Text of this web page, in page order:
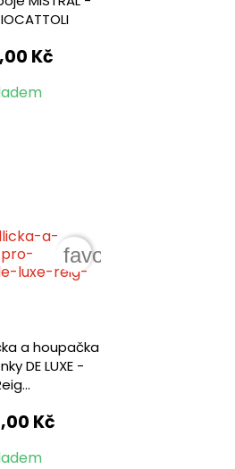
Kč
a houpačka
DE LUXE -
Kč
favorite_border